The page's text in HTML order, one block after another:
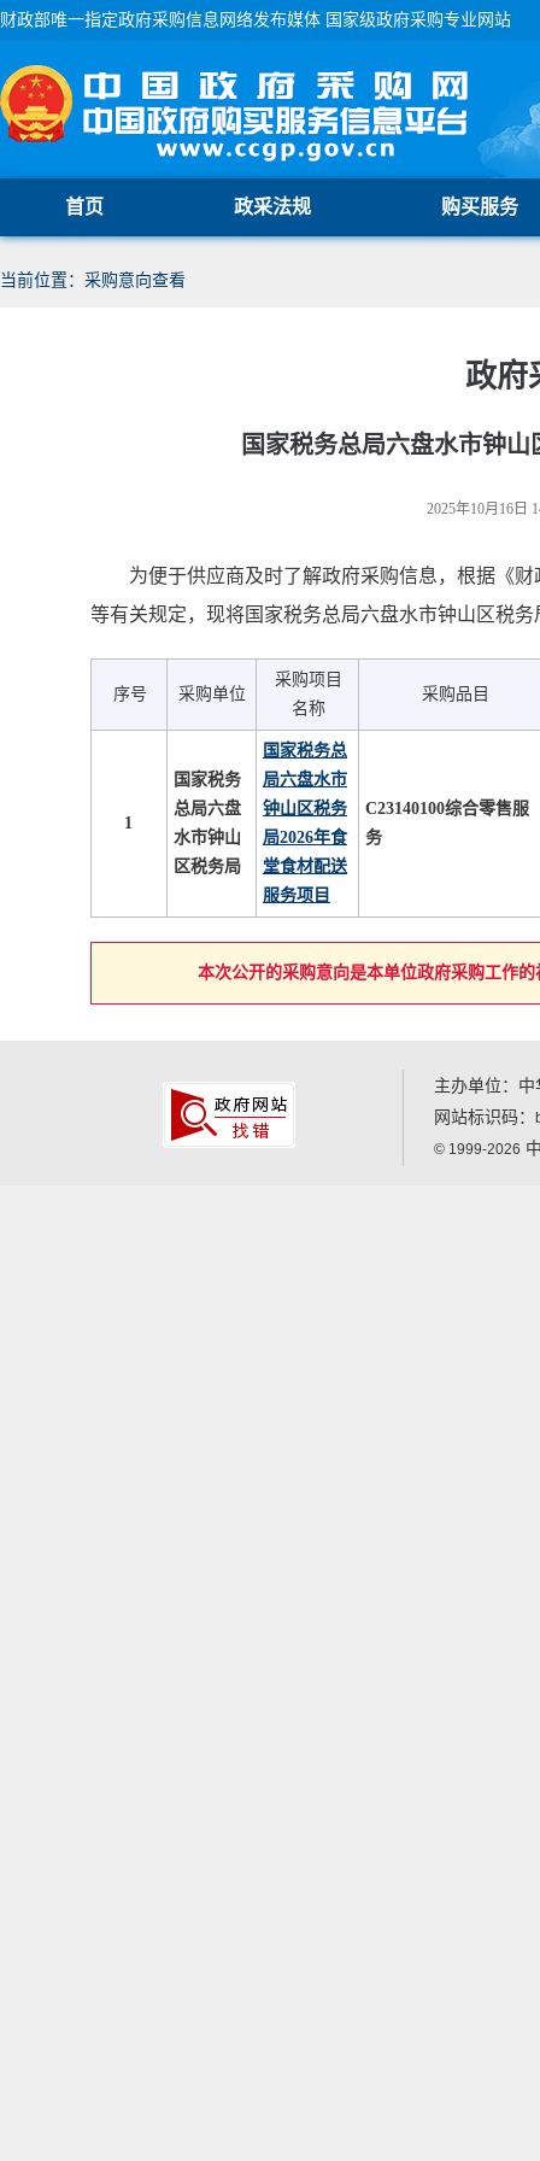
财政部唯一指定政府采购信息网络发布媒体 国家级政府采购专业网站
首页 政采法规 购买服务
当前位置：采购意向查看
政府
国家税务总局六盘水市钟
2025年10月16日
为便于供应商及时了解政府采购信息，根据《
等有关规定，现将国家税务总局六盘水市钟山区税
序号 采购单位
采购项目
名称
采购品目
1
国家税务
总局六盘
水市钟山
区税务局
国家税务总
局六盘水市
钟山区税务
局2026年食
堂食材配送
服务项目
C23140100综合零售服
务
本次公开的采购意向是本单位政府采购工作
主办单位：
网站标识码：
© 1999-2026